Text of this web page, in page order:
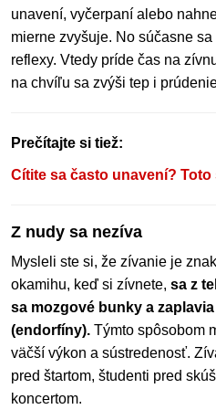
unavení, vyčerpaní alebo
mierne zvyšuje. No súčasne
reflexy. Vtedy príde čas na
na chvíľu sa zvýši tep i
Prečítajte si tiež:
Cítite sa často unavení?
Z nudy sa nezíva
Mysleli ste si, že zívanie je
okamihu, keď si zívnete, sa z
sa mozgové bunky a
(endorfíny). Týmto spôsobom
väčší výkon a sústredenosť.
pred štartom, študenti pred
koncertom.